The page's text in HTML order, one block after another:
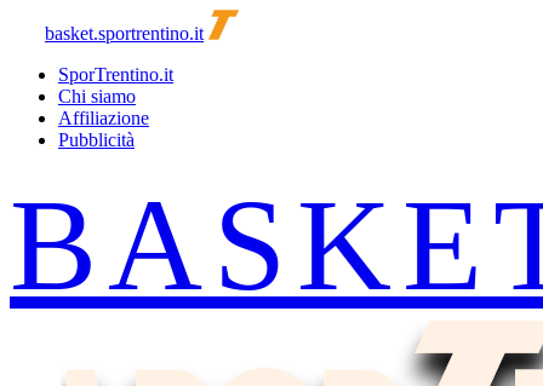
basket.sportrentino.it
SporTrentino.it
Chi siamo
Affiliazione
Pubblicità